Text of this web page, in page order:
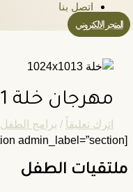
اتصل بنا
المتجر الالكتروني
مهرجان خلة 1441 هـ
اترك تعليقاً / برامج الطفل
[mhc_section admin_label=”section”][mhc_row admin_label=”row”][mhc_column type=”1_2″][mhc_text admin_label=”نص” background_layout=”light” text_orientation=”right”]
ملتقيات الطفل